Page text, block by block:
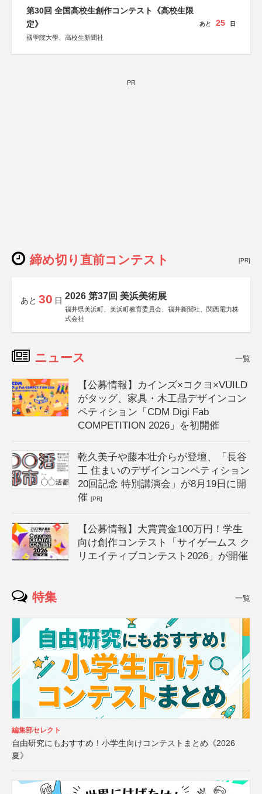
第30回 全国高校生創作コンテスト《高校生限
定》
國學院大學、高校生新聞社
あと 25 日
PR
締め切り直前コンテスト [PR]
あと 30 日 2026 第37回 美浜美術展
福井県美浜町、美浜町教育委員会、福井新聞社、関西電力株
式会社
ニュース 一覧
【公募情報】カインズ×コクヨ×VUILD
がタッグ、家具・木工品デザインコン
ペティション「CDM Digi Fab
COMPETITION 2026」を初開催
乾久美子や藤本壮介らが登壇、「長谷
工 住まいのデザインコンペティション
20回記念 特別講演会」が8月19日に開
催[PR]
【公募情報】大賞賞金100万円！学生
向け創作コンテスト「サイゲームス ク
リエイティブコンテスト2026」が開催
特集 一覧
編集部セレクト
自由研究にもおすすめ！小学生向けコンテストまとめ《2026
夏》